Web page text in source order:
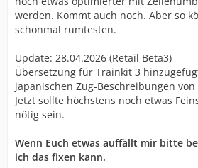
werden. Kommt auch noch. Aber so
schonmal rumtesten.
Update: 28.04.2026 (Retail Beta3)
Übersetzung für Trainkit 3
japanischen Zug-Beschreibungen
Jetzt sollte höchstens noch etwas
nötig sein.
Wenn Euch etwas auffällt mir bitte
ich das fixen kann.